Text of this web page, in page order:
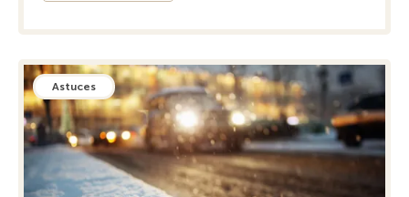
Astuces